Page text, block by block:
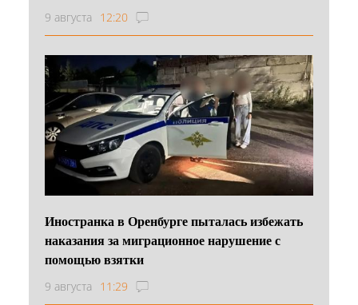
9 августа 12:20
Иностранка в Оренбурге пыталась избежать
наказания за миграционное нарушение с
помощью взятки
9 августа 11:29